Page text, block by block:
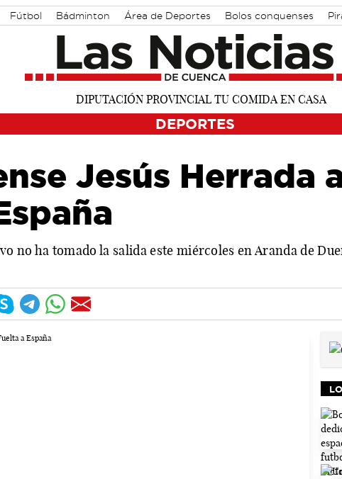
Fútbol Bádminton Área de Deportes Bolos conquenses
DEPORTES
Jesús Herrada
no ha tomado la salida este miércoles en Aranda de